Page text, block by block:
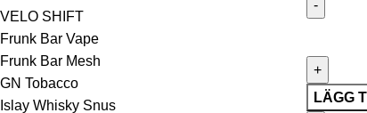
VELO SHIFT
Frunk Bar Vape
Frunk Bar Mesh
GN Tobacco
Islay Whisky Snus
LÄGG